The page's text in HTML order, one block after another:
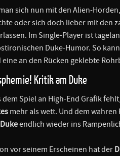
sich nun mit den Alien-
oder sich doch lieber mit den
Im Single-Player ist
Duke-Humor. So
eine an den Rücken geklebte
Kritik am Duke
dem Spiel an High-End Grafik
mehr als wett. Und dem
Dukeendlich wieder ins
vor seinem Erscheinen hat der